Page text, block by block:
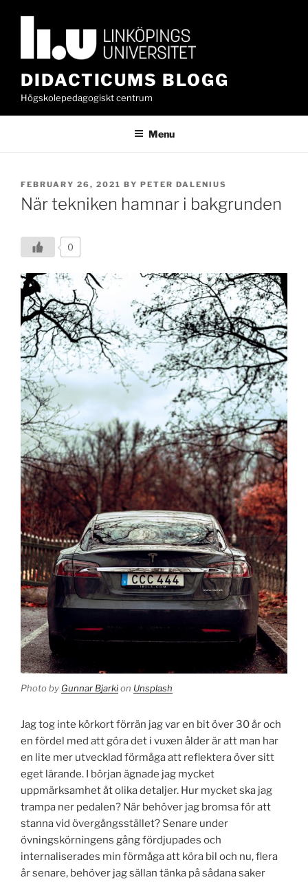
DIDACTICUMS BLOGG
Högskolepedagogiskt centrum
Menu
POSTED
ON
FEBRUARY 26, 2021 BY PETER DALENIUS
När tekniken hamnar i bakgrunden
0
Photo by Gunnar Bjarkion Unsplash
Jag tog inte körkort förrän jag var en bit över 30 år och
en fördel med att göra det i vuxen ålder är att man har
en lite mer utvecklad förmåga att reflektera över sitt
eget lärande. I början ägnade jag mycket
uppmärksamhet åt olika detaljer. Hur mycket ska jag
trampa ner pedalen? När behöver jag bromsa för att
stanna vid övergångsstället? Senare under
övningskörningens gång fördjupades och
internaliserades min förmåga att köra bil och nu, flera
år senare, behöver jag sällan tänka på sådana saker